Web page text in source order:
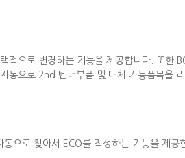
으로 변경하는 기능을 제공합니다. 또한
으로 2nd 벤더부품 및 대체 가능품목을 리
으로 찾아서 ECO를 작성하는 기능을 제공